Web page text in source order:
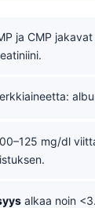
ja CMP
mg/dl
alkaa noin